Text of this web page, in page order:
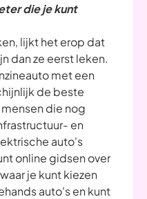
die je kunt
lijkt het erop dat
dan ze eerst leken.
met een
de beste
die nog
en
auto's
online gidsen over
je kunt kiezen
auto's en kunt